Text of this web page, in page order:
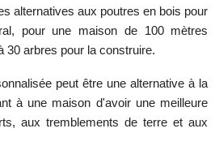
alternatives aux poutres en bois pour
pour une maison de 100 mètres
30 arbres pour la construire.
peut être une alternative à la
à une maison d'avoir une meilleure
aux tremblements de terre et aux